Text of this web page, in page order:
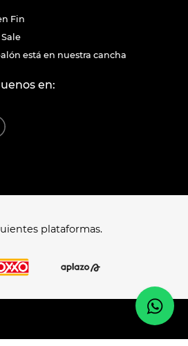
Fin
está en nuestra cancha
en:
plataformas.